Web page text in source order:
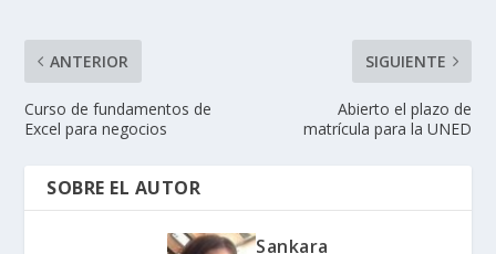
ANTERIOR
Curso de fundamentos de
Excel para negocios
SIGUIENTE
Abierto el plazo de
matrícula para la UNED
SOBRE EL AUTOR
Sankara